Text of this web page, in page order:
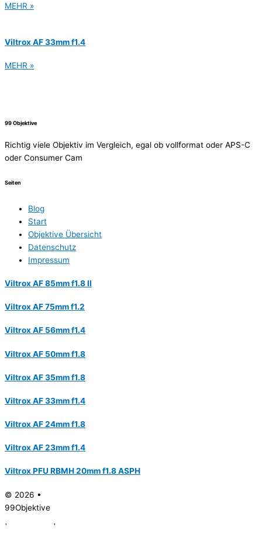
MEHR »
Viltrox AF 33mm f1.4
MEHR »
99 Objektive
Richtig viele Objektiv im Vergleich, egal ob vollformat oder APS-C
oder Consumer Cam
Seiten
Blog
Start
Objektive Übersicht
Datenschutz
Impressum
Viltrox AF 85mm f1.8 II
Viltrox AF 75mm f1.2
Viltrox AF 56mm f1.4
Viltrox AF 50mm f1.8
Viltrox AF 35mm f1.8
Viltrox AF 33mm f1.4
Viltrox AF 24mm f1.8
Viltrox AF 23mm f1.4
Viltrox PFU RBMH 20mm f1.8 ASPH
© 2026 •
99Objektive
| |